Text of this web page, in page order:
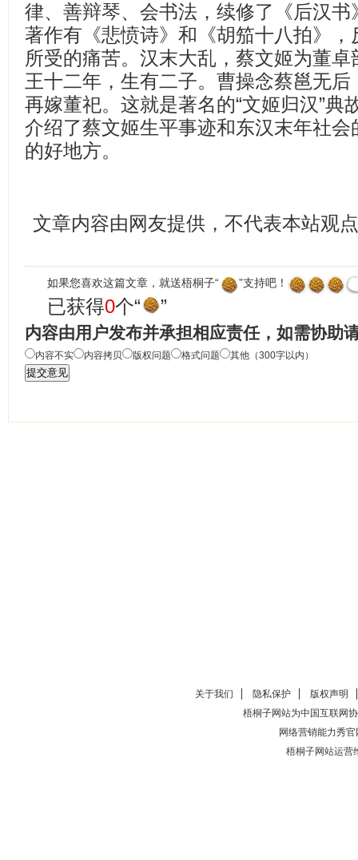
律、善辩琴、会书法，续修了《后汉
著作有《悲愤诗》和《胡笳十八拍》
所受的痛苦。汉末大乱，蔡文姬为董
王十二年，生有二子。曹操念蔡邕无
再嫁董祀。这就是著名的“文姬归汉”典
介绍了蔡文姬生平事迹和东汉末年社
的好地方。
文章内容由网友提供，不代表本站观点
如果您喜欢这篇文章，就送梧桐子“ ”支持吧！
已获得0个“ ”
内容由用户发布并承担相应责任，如需协助
内容不实 内容拷贝 版权问题 格式问题 其他（300字以内）
关于我们 隐私保护
版权声明
梧桐子网站为中国互联网
网络营销能力秀官
梧桐子网站运营